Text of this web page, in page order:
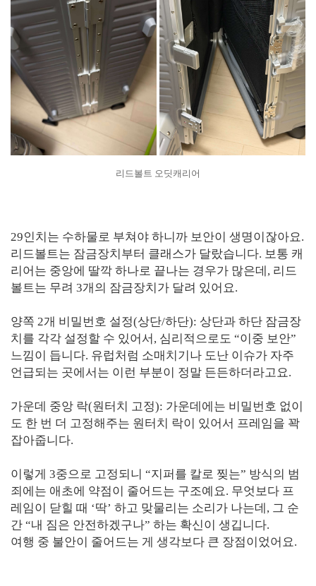
리드볼트 오딧캐리어
29인치는 수하물로 부쳐야 하니까 보안이 생명이잖아요.
리드볼트는 잠금장치부터 클래스가 달랐습니다. 보통 캐
리어는 중앙에 딸깍 하나로 끝나는 경우가 많은데, 리드
볼트는 무려 3개의 잠금장치가 달려 있어요.
양쪽 2개 비밀번호 설정(상단/하단): 상단과 하단 잠금장
치를 각각 설정할 수 있어서, 심리적으로도 “이중 보안”
느낌이 듭니다. 유럽처럼 소매치기나 도난 이슈가 자주
언급되는 곳에서는 이런 부분이 정말 든든하더라고요.
가운데 중앙 락(원터치 고정): 가운데에는 비밀번호 없이
도 한 번 더 고정해주는 원터치 락이 있어서 프레임을 꽉
잡아줍니다.
이렇게 3중으로 고정되니 “지퍼를 칼로 찢는” 방식의 범
죄에는 애초에 약점이 줄어드는 구조예요. 무엇보다 프
레임이 닫힐 때 ‘딱’ 하고 맞물리는 소리가 나는데, 그 순
간 “내 짐은 안전하겠구나” 하는 확신이 생깁니다.
여행 중 불안이 줄어드는 게 생각보다 큰 장점이었어요.